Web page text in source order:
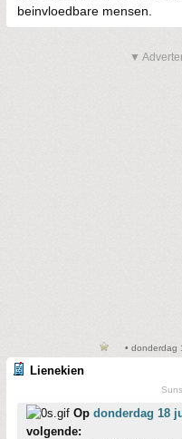
beinvloedbare mensen.
▼
• donderdag
Lienekien
Op donderdag 18
volgende: